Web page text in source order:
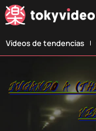
Vídeos de tendencias